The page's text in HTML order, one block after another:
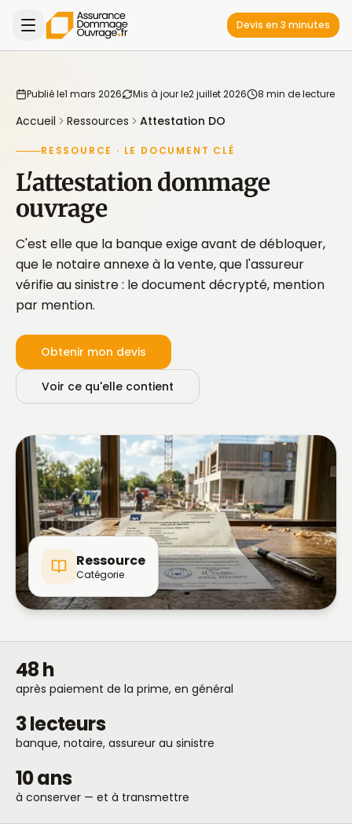
Devis en 3 minutes
Publié le1 mars 2026 Mis à jour le2 juillet 2026 8 min de lecture
Accueil Ressources Attestation DO
RESSOURCE · LE DOCUMENT CLÉ
L'attestation dommage
ouvrage
C'est elle que la banque exige avant de débloquer,
que le notaire annexe à la vente, que l'assureur
vérifie au sinistre : le document décrypté, mention
par mention.
Obtenir mon devis
Voir ce qu'elle contient
Ressource
Catégorie
48 h
après paiement de la prime, en général
3 lecteurs
banque, notaire, assureur au sinistre
10 ans
à conserver — et à transmettre